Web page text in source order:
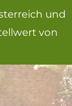
und
von